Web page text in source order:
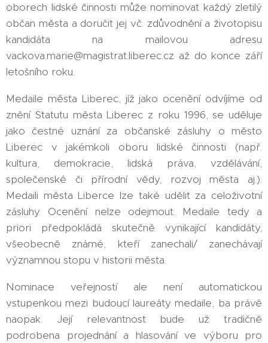
oborech lidské činnosti může nominovat každý zletilý
občan města a doručit jej vč. zdůvodnění a životopisu
kandidáta na mailovou adresu
vackova.marie@magistrat.liberec.cz až do konce září
letošního roku.
Medaile města Liberec, jíž jako ocenění odvíjíme od
znění Statutu města Liberec z roku 1996, se uděluje
jako čestné uznání za občanské zásluhy o město
Liberec v jakémkoli oboru lidské činnosti (např.
kultura, demokracie, lidská práva, vzdělávání,
společenské či přírodní vědy, rozvoj města aj.).
Medaili města Liberce lze také udělit za celoživotní
zásluhy. Ocenění nelze odejmout. Medaile tedy a
priori předpokládá skutečně vynikající kandidáty,
všeobecně známé, kteří zanechali/ zanechávají
významnou stopu v historii města.
Nominace veřejností ale není automatickou
vstupenkou mezi budoucí laureáty medaile, ba právě
naopak. Její relevantnost bude už tradičně
podrobena projednání a hlasování ve výboru pro